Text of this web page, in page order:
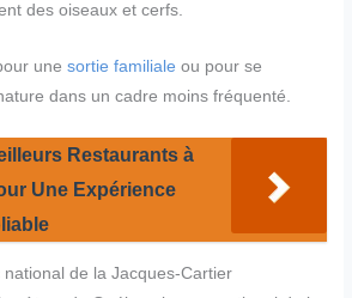
des oiseaux et cerfs.
unesortie familiale ou pour se
dans un cadre moins fréquenté.
Restaurants à
Une Expérience
de la Jacques-Cartier